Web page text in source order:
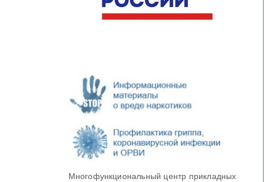
Многофункциональный центр прикладных